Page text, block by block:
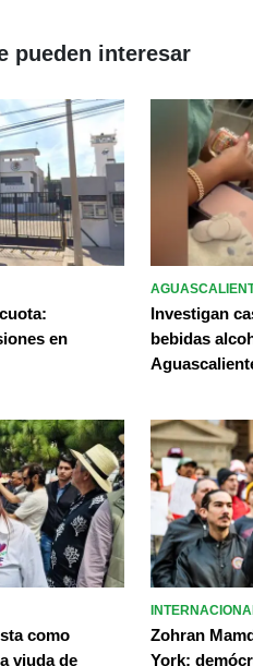
pueden interesar
en
Investigan
bebidas
como
viuda de
Zohran
York;